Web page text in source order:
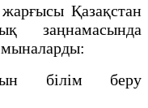
Қазақстан
заңнамасында
мыналарды:
білім беру